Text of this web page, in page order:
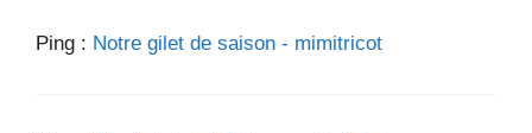
Ping : Notre gilet de saison - mimitricot